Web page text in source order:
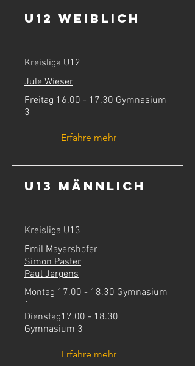
U12 weiblich
Kreisliga U12
Jule Wieser
Freitag 16.00 - 17.30 Gymnasium
3
Erfahre mehr
U13 männlich
Kreisliga U13
Emil Mayershofer
Simon Paster
Paul Jergens
Montag 17.00 - 18.30 Gymnasium
1
Dienstag17.00 - 18.30
Gymnasium 3
Erfahre mehr